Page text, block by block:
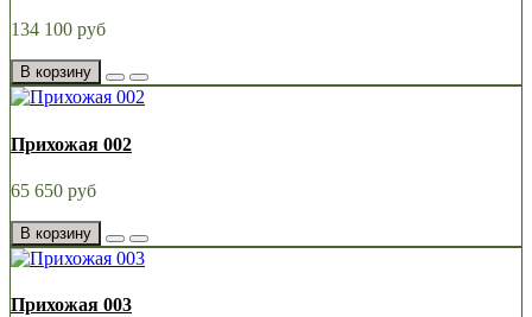
134 100 руб
В корзину
Прихожая 002
65 650 руб
В корзину
Прихожая 003